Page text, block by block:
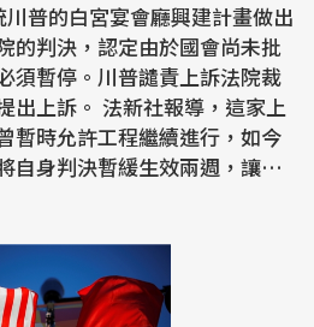
普的白宮宴會廳興建計畫做出
的判決，認定由於國會尚未批
須暫停。川普譴責上訴法院裁
社報導，這家上
暫時允許工程繼續進行，如今
自身判決暫緩生效兩週，讓川